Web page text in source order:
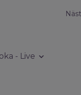
- Live